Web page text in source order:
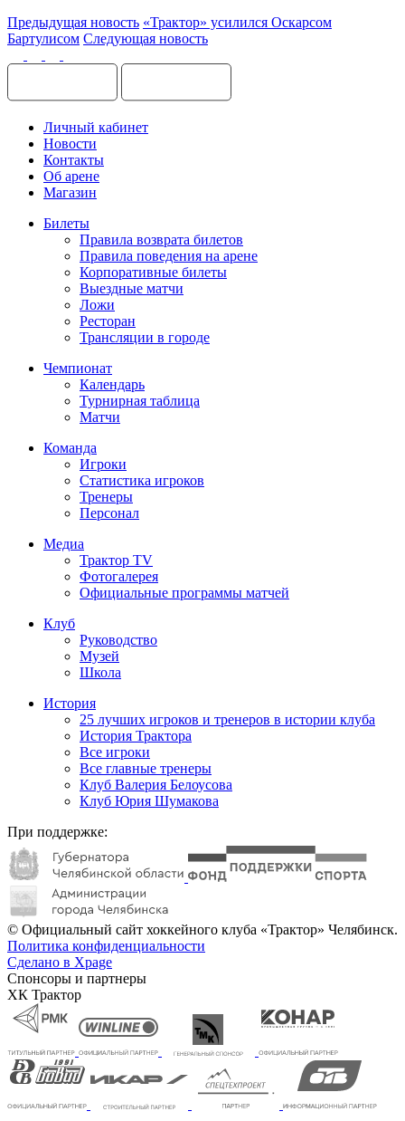
Предыдущая новость «Трактор» усилился Оскарсом
Бартулисом Следующая новость
Личный кабинет
Новости
Контакты
Об арене
Магазин
Билеты
Правила возврата билетов
Правила поведения на арене
Корпоративные билеты
Выездные матчи
Ложи
Ресторан
Трансляции в городе
Чемпионат
Календарь
Турнирная таблица
Матчи
Команда
Игроки
Статистика игроков
Тренеры
Персонал
Медиа
Трактор TV
Фотогалерея
Официальные программы матчей
Клуб
Руководство
Музей
Школа
История
25 лучших игроков и тренеров в истории клуба
История Трактора
Все игроки
Все главные тренеры
Клуб Валерия Белоусова
Клуб Юрия Шумакова
При поддержке:
© Официальный сайт хоккейного клуба «Трактор» Челябинск.
Политика конфиденциальности
Сделано в Xpage
Спонсоры и партнеры
ХК Трактор